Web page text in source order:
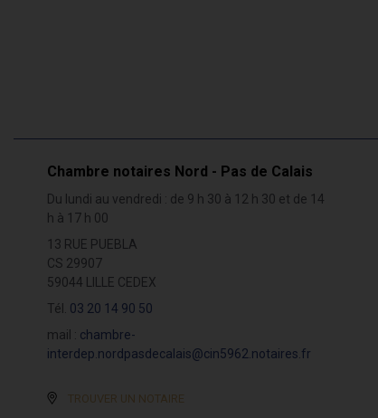
Chambre notaires Nord - Pas de Calais
Du lundi au vendredi : de 9 h 30 à 12 h 30 et de 14
h à 17 h 00
13 RUE PUEBLA
CS 29907
59044 LILLE CEDEX
Tél. 03 20 14 90 50
mail : chambre-
interdep.nordpasdecalais@cin5962.notaires.fr
TROUVER UN NOTAIRE